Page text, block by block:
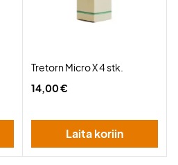
Tretorn Micro X 4 stk.
14,00 €
Laita koriin